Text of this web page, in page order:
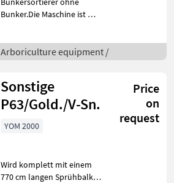
Bunker.Die Maschine ist mit
Sortierabschnitt verfügt
über eine
Übermaßmaterial wird
Arboriculture equipment /
Sonstige
P63/Gold./V-Sn.
Price
on
request
YOM 2000
Wird komplett mit einem
770 cm langen Sprühbalken